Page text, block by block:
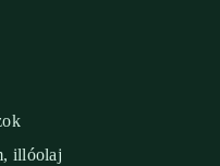
illóolaj